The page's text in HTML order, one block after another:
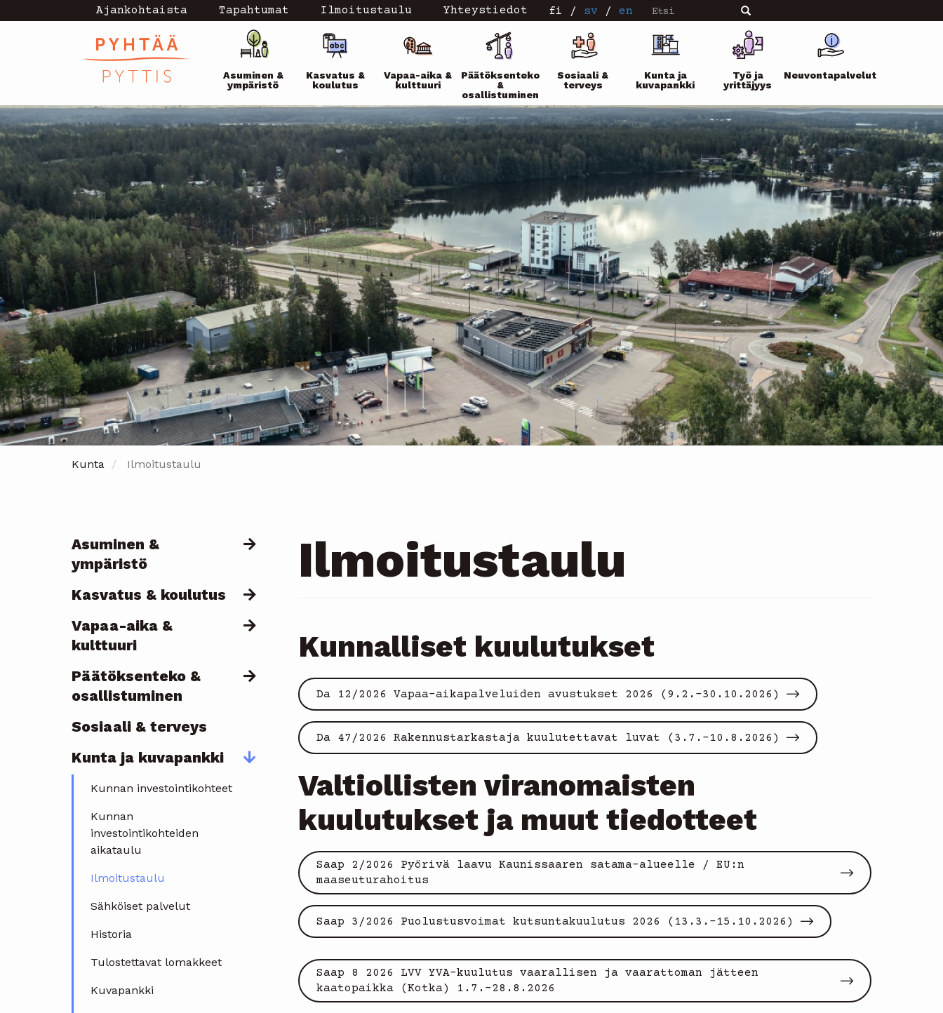
pääsisältöön
Topmenu
-
current
Ajankohtaista Tapahtumat Ilmoitustaulu Yhteystiedot fi / sv / en Etsi Etsi
Päävalikko
Asuminen &
ympäristö
Kasvatus &
koulutus
Vapaa-aika &
kulttuuri
Päätöksenteko
&
osallistuminen
Sosiaali &
terveys
Kunta ja
kuvapankki
Työ ja
yrittäjyys
Neuvontapalvelut
Kunta Ilmoitustaulu
Päävalikko
Asuminen &
ympäristö
Kasvatus & koulutus
Vapaa-aika &
kulttuuri
Päätöksenteko &
osallistuminen
Sosiaali & terveys
Kunta ja kuvapankki
Kunnan investointikohteet
Kunnan
investointikohteiden
aikataulu
Ilmoitustaulu
Sähköiset palvelut
Historia
Tulostettavat lomakkeet
Kuvapankki
Ilmoitustaulu
Kunnalliset kuulutukset
Da 12/2026 Vapaa-aikapalveluiden avustukset 2026 (9.2.-30.10.2026)
Da 47/2026 Rakennustarkastaja kuulutettavat luvat (3.7.-10.8.2026)
Valtiollisten viranomaisten
kuulutukset ja muut tiedotteet
Saap 2/2026 Pyörivä laavu Kaunissaaren satama-alueelle / EU:n
maaseuturahoitus
Saap 3/2026 Puolustusvoimat kutsuntakuulutus 2026 (13.3.-15.10.2026)
Saap 8 2026 LVV YVA-kuulutus vaarallisen ja vaarattoman jätteen
kaatopaikka (Kotka) 1.7.-28.8.2026